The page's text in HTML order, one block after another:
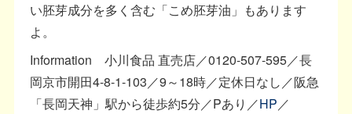
い胚芽成分を多く含む「こめ胚芽油」もあります
よ。
Information 小川食品 直売店／0120-507-595／長
岡京市開田4-8-1-103／9～18時／定休日なし／阪急
「長岡天神」駅から徒歩約5分／Pあり／HP／